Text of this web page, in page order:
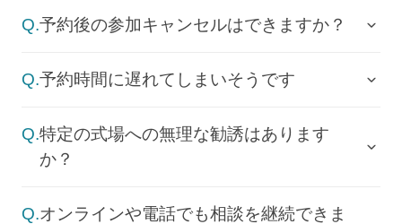
Q.予約後の参加キャンセルはできますか？
Q.予約時間に遅れてしまいそうです
Q.特定の式場への無理な勧誘はあります
か？
Q.オンラインや電話でも相談を継続できま